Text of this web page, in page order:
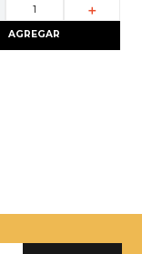
＋
AGREGAR